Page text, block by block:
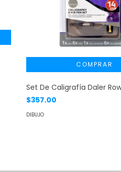
Set De Caligrafía Daler
$357.00
DIBUJO